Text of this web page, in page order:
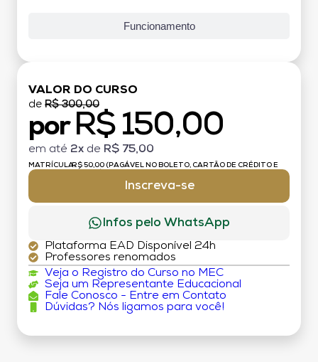
Funcionamento
VALOR DO CURSO
de R$ 300,00
por R$ 150,00
em até 2x de R$ 75,00
MATRÍCULA:R$ 50,00 (PAGÁVEL NO BOLETO, CARTÃO DE CRÉDITO E
Inscreva-se
Infos pelo WhatsApp
Plataforma EAD Disponível 24h
Professores renomados
Veja o Registro do Curso no MEC
Seja um Representante Educacional
Fale Conosco - Entre em Contato
Dúvidas? Nós ligamos para você!